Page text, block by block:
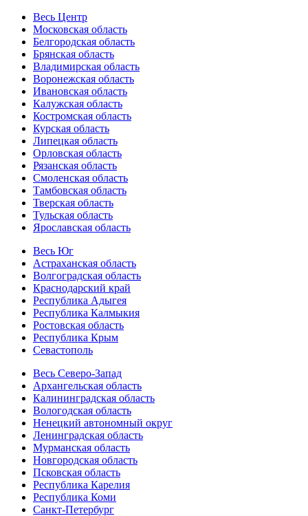
Весь Центр
Московская область
Белгородская область
Брянская область
Владимирская область
Воронежская область
Ивановская область
Калужская область
Костромская область
Курская область
Липецкая область
Орловская область
Рязанская область
Смоленская область
Тамбовская область
Тверская область
Тульская область
Ярославская область
Весь Юг
Астраханская область
Волгоградская область
Краснодарский край
Республика Адыгея
Республика Калмыкия
Ростовская область
Республика Крым
Севастополь
Весь Северо-Запад
Архангельская область
Калининградская область
Вологодская область
Ненецкий автономный округ
Ленинградская область
Мурманская область
Новгородская область
Псковская область
Республика Карелия
Республика Коми
Санкт-Петербург